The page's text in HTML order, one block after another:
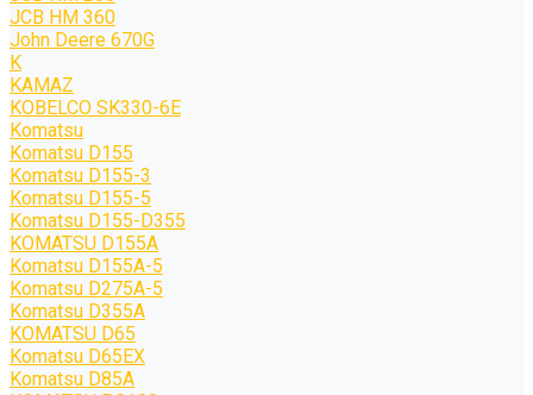
JCB HM 360
John Deere 670G
K
KAMAZ
KOBELCO SK330-6E
Komatsu
Komatsu D155
Komatsu D155-3
Komatsu D155-5
Komatsu D155-D355
KOMATSU D155A
Komatsu D155A-5
Komatsu D275A-5
Komatsu D355A
KOMATSU D65
Komatsu D65EX
Komatsu D85A